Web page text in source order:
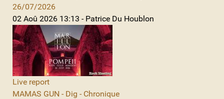
26/07/2026
02 Aoû 2026 13:13 - Patrice Du Houblon
Live report
MAMAS GUN - Dig - Chronique